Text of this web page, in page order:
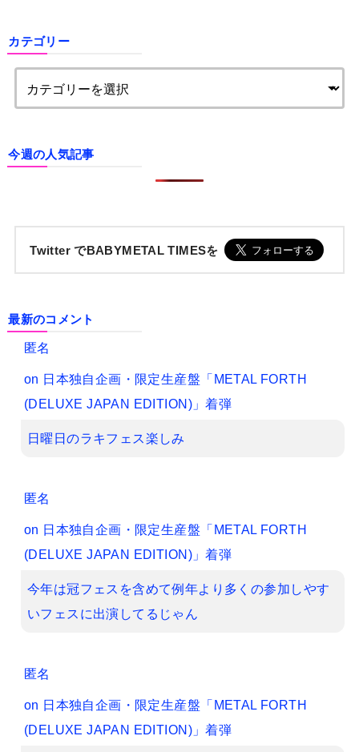
カテゴリー
今週の人気記事
Twitter でBABYMETAL TIMESを
最新のコメント
匿名
on 日本独自企画・限定生産盤「METAL FORTH
(DELUXE JAPAN EDITION)」着弾
日曜日のラキフェス楽しみ
匿名
on 日本独自企画・限定生産盤「METAL FORTH
(DELUXE JAPAN EDITION)」着弾
今年は冠フェスを含めて例年より多くの参加しやす
いフェスに出演してるじゃん
匿名
on 日本独自企画・限定生産盤「METAL FORTH
(DELUXE JAPAN EDITION)」着弾